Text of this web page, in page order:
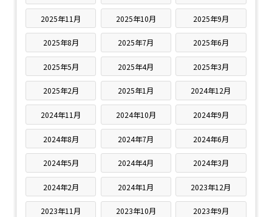
2025年11月 2025年10月 2025年9月
2025年8月 2025年7月 2025年6月
2025年5月 2025年4月 2025年3月
2025年2月 2025年1月 2024年12月
2024年11月 2024年10月 2024年9月
2024年8月 2024年7月 2024年6月
2024年5月 2024年4月 2024年3月
2024年2月 2024年1月 2023年12月
2023年11月 2023年10月 2023年9月